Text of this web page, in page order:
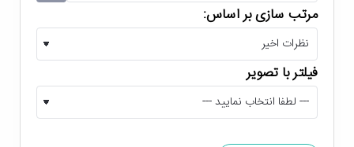
بارکد خوان اسکار Oscar OS-70 DBR
توانایی اسکن بارکدهای یک بعدی و دو بعدی با
بهره گیری از تکنولوژی نوری
با خرید بارکدخوان اسکار OS-70 DBR محدودیتی برای اسکن
مرتب سازی بر اساس:
فیلتر با تصویر